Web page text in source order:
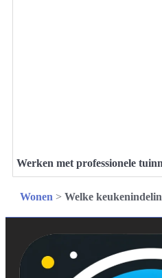
Werken met professionele
Wonen > Welke